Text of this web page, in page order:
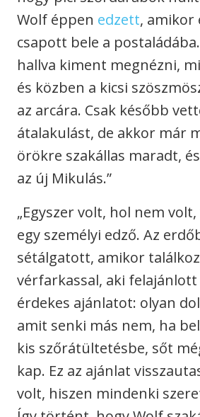
Wolf éppen edzett, amikor
csapott bele a
hallva kiment megnézni,
és közben a kicsi
az arcára. Csak később
átalakulást, de akkor már
örökre szakállas maradt,
az új Mikulás.”
„Egyszer volt, hol nem
egy személyi edző. Az
sétálgatott, amikor
vérfarkassal, aki felajánlott
érdekes ajánlatot: olyan
amit senki más nem, ha
kis szőrátültetésbe, sőt
kap. Ez az ajánlat
volt, hiszen mindenki